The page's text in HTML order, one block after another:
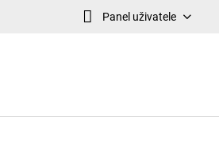
Panel uživatele